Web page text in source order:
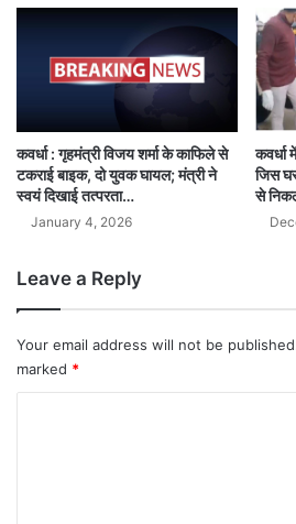
कवर्धा : गृहमंत्री विजय शर्मा के काफिले से
टकराई बाइक, दो युवक घायल; मंत्री ने
स्वयं दिखाई तत्परता…
January 4, 2026
कवर्धा
जिस
से
Leave a Reply
Your email address will not be
marked *